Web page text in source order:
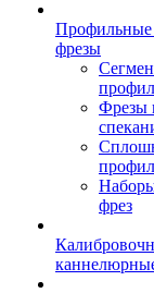
Профильные
фрезы
Фрезы
фрез